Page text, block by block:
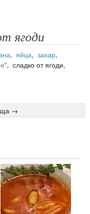
ягоди
, яйца, захар,
, сладко от ягоди,
→